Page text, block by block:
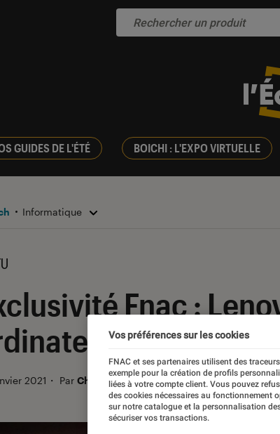
GUIDES DE L'ÉTÉ BOICHI : L'EXPO VIRTUELLE
Informatique
Fnac :
pliable, le
2021 ・ Par Christian Ferreol
Vos préférences sur les cookies
FNAC et ses partenaires utilisent des
exemple pour la création de profils
liées à votre compte client. Vous pouvez
des cookies nécessaires au fonctionnement
sur notre catalogue et la personnalisation
sécuriser vos transactions.